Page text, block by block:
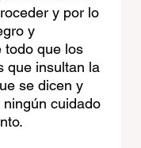
y por lo
y
todo que los
que insultan la
se dicen y
cuidado